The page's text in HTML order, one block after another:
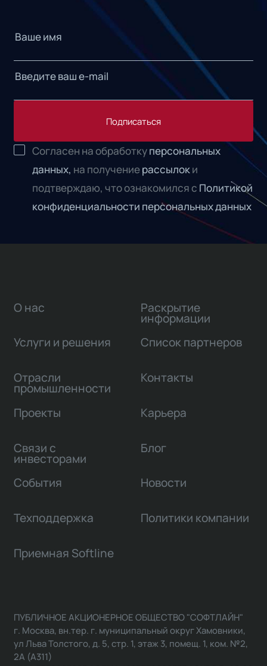
Подписаться
Согласен на обработкуперсональных
данных, на получениерассылоки
подтверждаю, что ознакомился с Политикой
конфиденциальности персональных данных
О нас
Услуги и решения
Отрасли
промышленности
Проекты
Связи с
инвесторами
Раскрытие
информации
Список партнеров
Контакты
Карьера
Блог
События Новости
Техподдержка Политики компании
Приемная Softline
ПУБЛИЧНОЕ АКЦИОНЕРНОЕ ОБЩЕСТВО "СОФТЛАЙН"
г. Москва, вн.тер. г. муниципальный округ Хамовники,
ул Льва Толстого, д. 5, стр. 1, этаж 3, помещ. 1, ком. №2,
2А (А311)